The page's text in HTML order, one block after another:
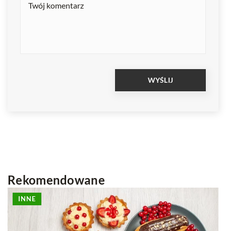
Rekomendowane
KAWIATY W DOMU KWIATY DOMOWE